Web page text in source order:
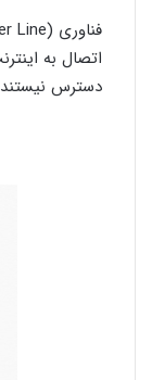
اتصال به
دسترس